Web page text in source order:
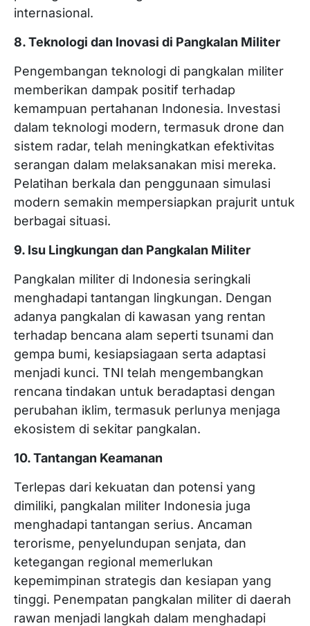
internasional.
8. Teknologi dan Inovasi di Pangkalan Militer
Pengembangan teknologi di pangkalan militer
memberikan dampak positif terhadap
kemampuan pertahanan Indonesia. Investasi
dalam teknologi modern, termasuk drone dan
sistem radar, telah meningkatkan efektivitas
serangan dalam melaksanakan misi mereka.
Pelatihan berkala dan penggunaan simulasi
modern semakin mempersiapkan prajurit untuk
berbagai situasi.
9. Isu Lingkungan dan Pangkalan Militer
Pangkalan militer di Indonesia seringkali
menghadapi tantangan lingkungan. Dengan
adanya pangkalan di kawasan yang rentan
terhadap bencana alam seperti tsunami dan
gempa bumi, kesiapsiagaan serta adaptasi
menjadi kunci. TNI telah mengembangkan
rencana tindakan untuk beradaptasi dengan
perubahan iklim, termasuk perlunya menjaga
ekosistem di sekitar pangkalan.
10. Tantangan Keamanan
Terlepas dari kekuatan dan potensi yang
dimiliki, pangkalan militer Indonesia juga
menghadapi tantangan serius. Ancaman
terorisme, penyelundupan senjata, dan
ketegangan regional memerlukan
kepemimpinan strategis dan kesiapan yang
tinggi. Penempatan pangkalan militer di daerah
rawan menjadi langkah dalam menghadapi